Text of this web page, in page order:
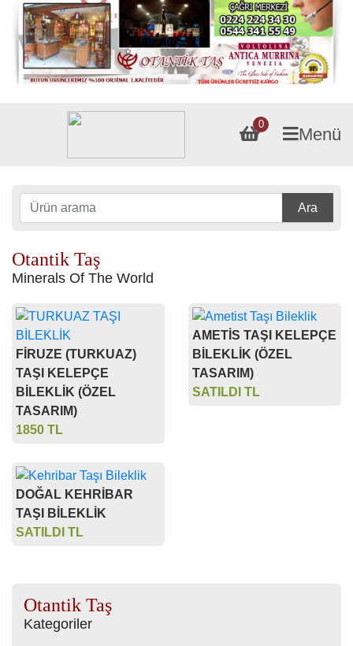
0
Menü
Ara
Otantik Taş
Minerals Of The World
FİRUZE (TURKUAZ)
TAŞI KELEPÇE
BİLEKLİK (ÖZEL
TASARIM)
1850 TL
AMETİS TAŞI KELEPÇE
BİLEKLİK (ÖZEL
TASARIM)
SATILDI TL
DOĞAL KEHRİBAR
TAŞI BİLEKLİK
SATILDI TL
Otantik Taş
Kategoriler